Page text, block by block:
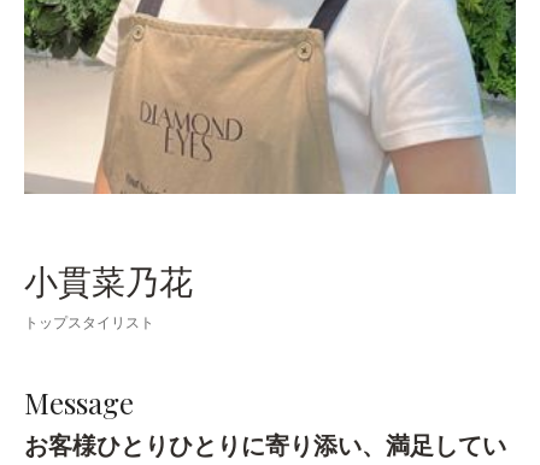
小貫菜乃花
トップスタイリスト
Message
お客様ひとりひとりに寄り添い、満足してい